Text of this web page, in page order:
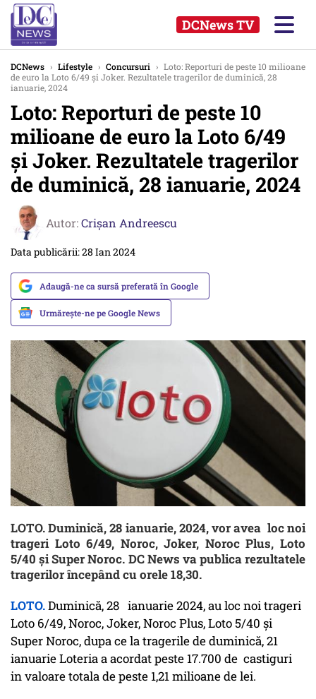
DCNews TV
DCNews › Lifestyle › Concursuri › Loto: Reporturi de peste 10 milioane
de euro la Loto 6/49 și Joker. Rezultatele tragerilor de duminică, 28
ianuarie, 2024
Loto: Reporturi de peste 10
milioane de euro la Loto 6/49
și Joker. Rezultatele tragerilor
de duminică, 28 ianuarie, 2024
Autor:Crişan Andreescu
Data publicării: 28 Ian 2024
Adaugă-ne ca sursă preferată în Google
Urmărește-ne pe Google News
LOTO. Duminică, 28 ianuarie, 2024, vor avea loc noi
trageri Loto 6/49, Noroc, Joker, Noroc Plus, Loto
5/40 și Super Noroc. DC News va publica rezultatele
tragerilor începând cu orele 18,30.
LOTO.Duminică, 28 ianuarie 2024, au loc noi trageri
Loto 6/49, Noroc, Joker, Noroc Plus, Loto 5/40 și
Super Noroc, dupa ce la tragerile de duminică, 21
ianuarie Loteria a acordat peste 17.700 de castiguri
in valoare totala de peste 1,21 milioane de lei.